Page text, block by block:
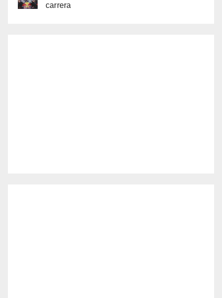
carrera